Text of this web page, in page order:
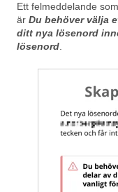
Ett felmeddelande
är Du behöver välja
ditt nya lösenord
lösenord